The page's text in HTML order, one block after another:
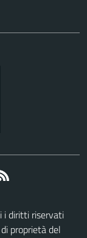
diritti riservati
proprietà del